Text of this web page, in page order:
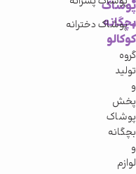
پوشاک
بچگانه
کوکالو
گروه
تولید
و
پخش
پوشاک
بچگانه
و
لوازم
پوشاک دخترانه